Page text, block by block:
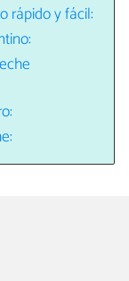
rápido y fácil: